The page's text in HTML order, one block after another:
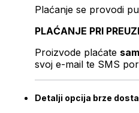
Plaćanje se provodi
PLAĆANJE PRI
Proizvode plaćate
svoj e-mail te SMS
Detalji opcija brze